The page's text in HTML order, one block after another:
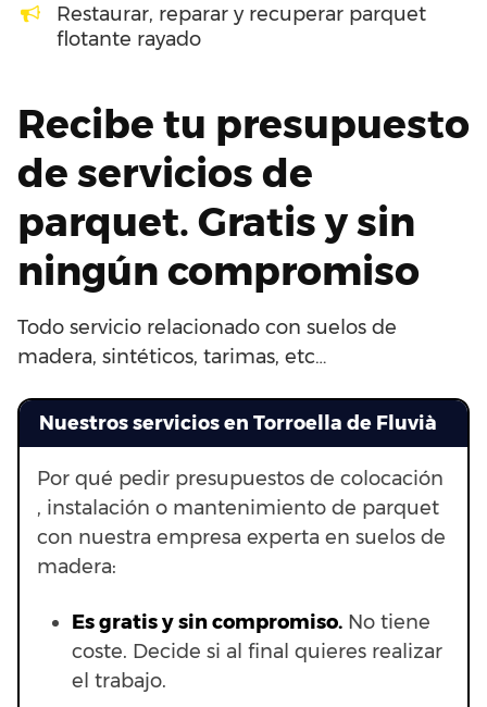
Restaurar, reparar y recuperar parquet
flotante rayado
Recibe tu presupuesto
de servicios de
parquet. Gratis y sin
ningún compromiso
Todo servicio relacionado con suelos de
madera, sintéticos, tarimas, etc…
Nuestros servicios en Torroella de Fluvià
Por qué pedir presupuestos de colocación
, instalación o mantenimiento de parquet
con nuestra empresa experta en suelos de
madera:
Es gratis y sin compromiso. No tiene
coste. Decide si al final quieres realizar
el trabajo.